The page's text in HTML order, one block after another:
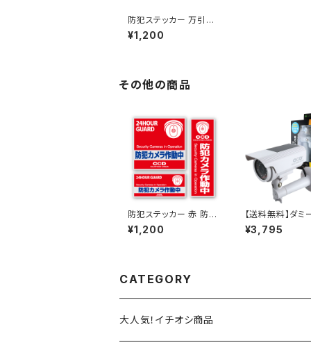
防犯ステッカー 万引防
止05-警察、学校に通報
します- OS-192 オン
¥1,200
その他の商品
防犯ステッカー 赤 防犯
カメラ作動中 OS-181
オンサプライ(On SUP
¥1,200
【送料無料】ダミ
ラ 防犯カメラ ダ
外 ソーラー ボッ
¥3,795
CATEGORY
大人気！イチオシ商品